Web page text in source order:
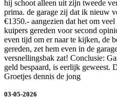
hij schoot alleen uit zijn tweede
prima. de garage zij dat ik nieuw
€1350.- aangezien dat het om
kuipers gereden voor second
even tijd om er naar te kijken, de
gereden, zet hem even in de
versnellingsbak zat! Conclusie:
geld bespaard, is eerlijk geweest.
Groetjes dennis de jong
03-05-2026